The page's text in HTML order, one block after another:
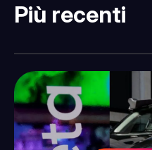
Più recenti